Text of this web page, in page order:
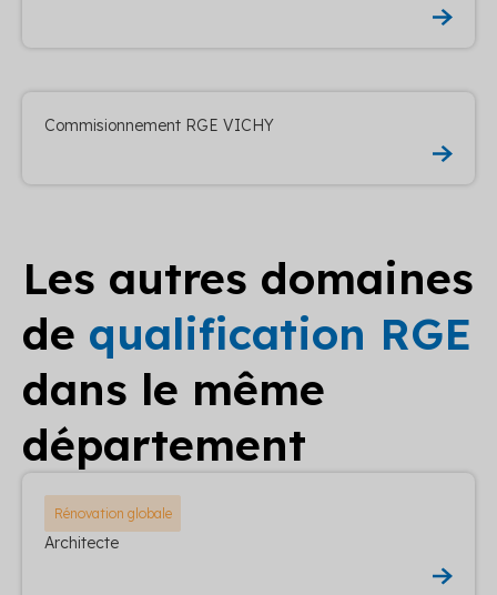
Commisionnement RGE VICHY
Les autres domaines
de qualification RGE
dans le même
département
Rénovation globale
Architecte